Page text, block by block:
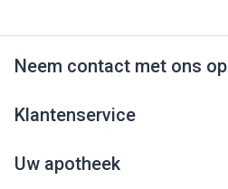
Neem contact met ons op
Klantenservice
Uw apotheek